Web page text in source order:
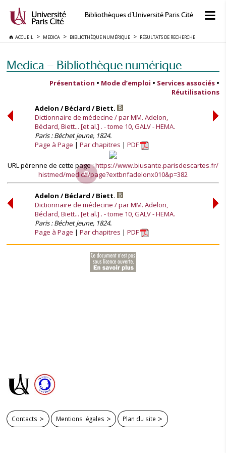
Bibliothèques d'Université Paris Cité
ACCUEIL MEDICA BIBLIOTHÈQUE NUMÉRIQUE RÉSULTATS DE RECHERCHE
Medica — Bibliothèque numérique
Présentation • Mode d’emploi • Services associés •
Réutilisations
Adelon / Béclard / Biett.
Dictionnaire de médecine / par MM. Adelon,
Béclard, Biett... [et al.] . - tome 10, GALV - HEMA.
Paris : Béchet jeune, 1824.
Page à Page
Par chapitres PDF
URL pérenne de cette page :https://www.biusante.parisdescartes.fr/
histmed/medica/page?extbnfadelonx010&p=382
Adelon / Béclard / Biett.
Dictionnaire de médecine / par MM. Adelon,
Béclard, Biett... [et al.] . - tome 10, GALV - HEMA.
Paris : Béchet jeune, 1824.
Page à Page
Par chapitres PDF
Contacts Mentions légales Plan du site